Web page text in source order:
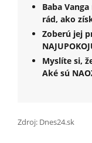
Baba
rád, ako
Zoberú jej
Myslíte si,
Aké sú
Zdroj: Dnes24.sk